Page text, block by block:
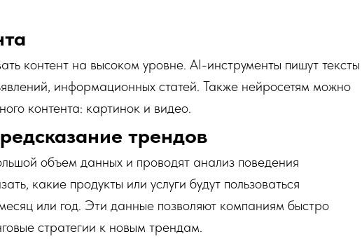
контент на высоком уровне. AI-инструменты пишут тексты
информационных статей. Также нейросетям можно
контента: картинок и видео.
трендов
объем данных и проводят анализ поведения
какие продукты или услуги будут пользоваться
или год. Эти данные позволяют компаниям быстро
стратегии к новым трендам.